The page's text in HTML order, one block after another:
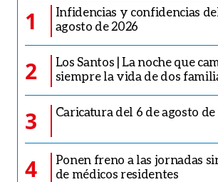
1
Infidencias y confidencias
agosto de 2026
2
Los Santos | La noche que
siempre la vida de dos
3 Caricatura del 6 de agosto de
4
Ponen freno a las jornadas
de médicos residentes